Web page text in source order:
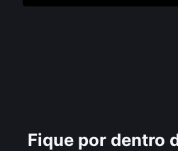
Fique por dentro